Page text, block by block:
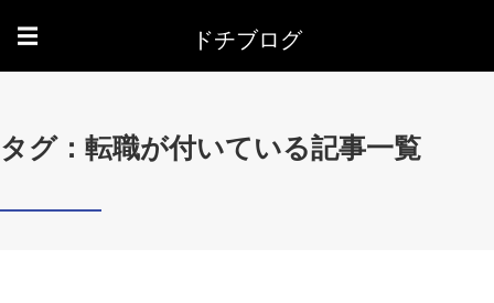
☰ ドチブログ
タグ：転職が付いている記事一覧